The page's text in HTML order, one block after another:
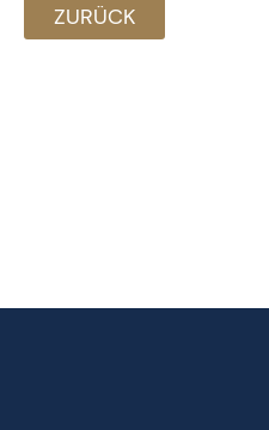
ZURÜCK